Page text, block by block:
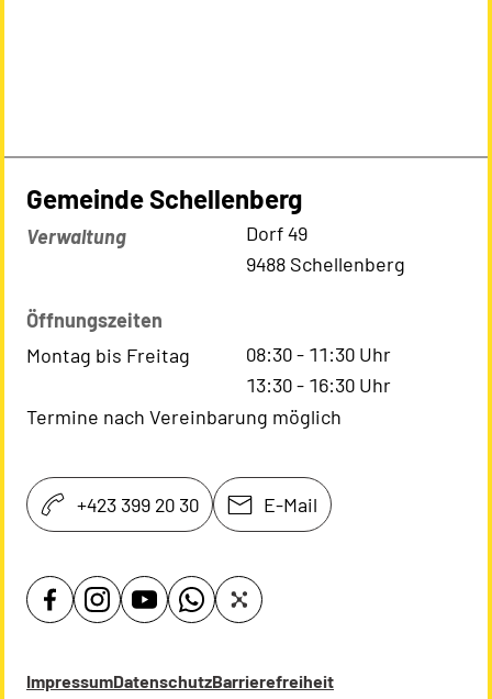
Gemeinde Schellenberg
Verwaltung
Dorf 49
9488 Schellenberg
Öffnungszeiten
Montag bis Freitag
08:30- 11:30 Uhr
13:30- 16:30 Uhr
Termine nach Vereinbarung möglich
+423 399 20 30 E-Mail
ImpressumDatenschutzBarrierefreiheit